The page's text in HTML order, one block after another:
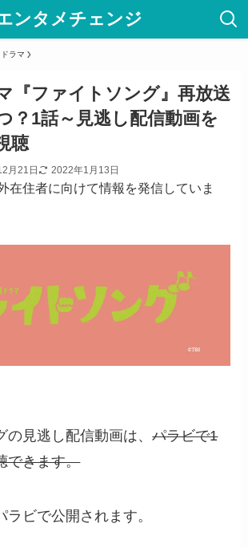
ンタメチェンジ
ドラマ
『ファイトソング』再放送
？1話～見逃し配信動画を
聴
月21日 2022年1月13日
在住者に向けて情報を発信していま
の見逃し配信動画は、パラビで1
できます。
ラビで公開されます。